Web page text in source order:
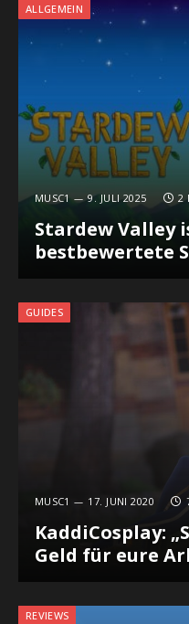
ALLGEMEIN
MUSC1 9. JULI 2025 2
Stardew Valley
bestbewertete
GUIDES
MUSC1 17. JUNI 2020
KaddiCosplay:
Geld für eure
REVIEWS